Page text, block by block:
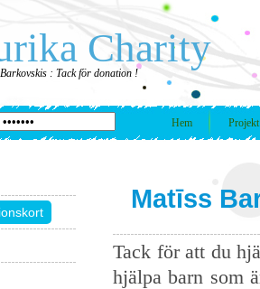
Charity
: Tack för donation !
Hem Projekt
Matīss
Tack för att du
hjälpa barn som